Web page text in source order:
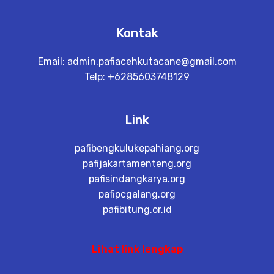
Kontak
Email: admin.pafiacehkutacane@gmail.com
Telp: +6285603748129
Link
pafibengkulukepahiang.org
pafijakartamenteng.org
pafisindangkarya.org
pafipcgalang.org
pafibitung.or.id
Lihat link lengkap